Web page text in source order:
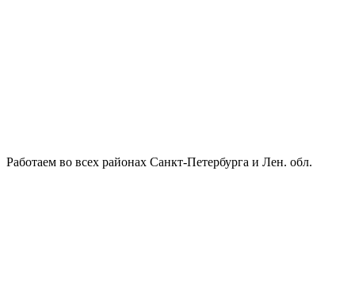
Работаем во всех районах Санкт-Петербурга и Лен. обл.